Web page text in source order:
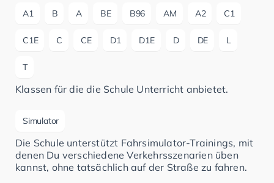
A1 B A BE B96 AM A2 C1
C1E C CE D1 D1E D DE L
T
Klassen für die die Schule Unterricht anbietet.
Simulator
Die Schule unterstützt Fahrsimulator-Trainings, mit
denen Du verschiedene Verkehrsszenarien üben
kannst, ohne tatsächlich auf der Straße zu fahren.